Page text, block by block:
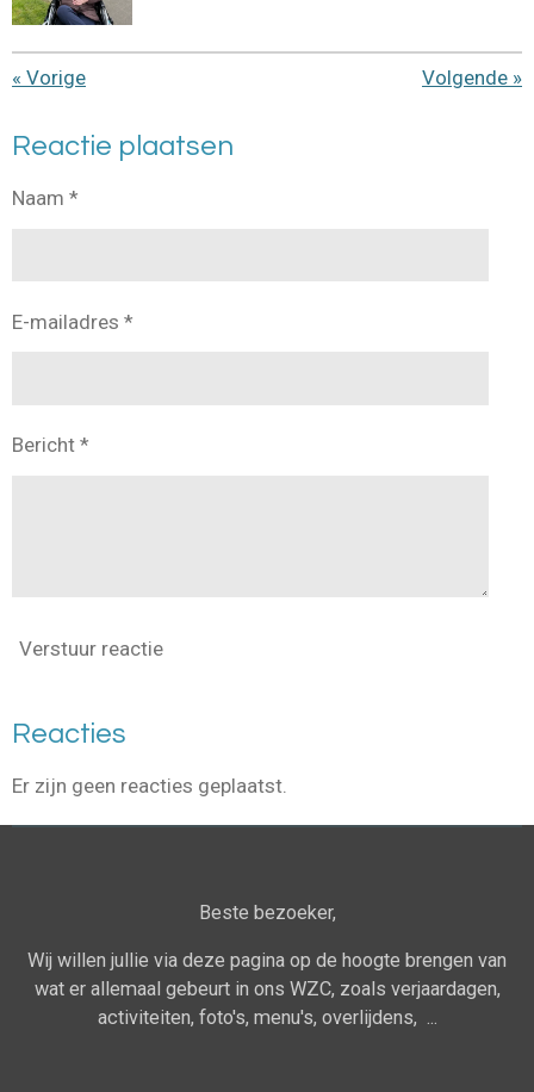
« Vorige Volgende »
Reactie plaatsen
Naam *
E-mailadres *
Bericht *
Verstuur reactie
Reacties
Er zijn geen reacties geplaatst.
Beste bezoeker,
Wij willen jullie via deze pagina op de hoogte brengen van
wat er allemaal gebeurt in ons WZC, zoals verjaardagen,
activiteiten, foto's, menu's, overlijdens, ...